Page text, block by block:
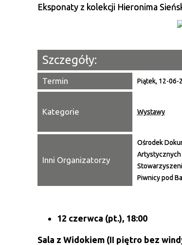
Eksponaty z kolekcji Hieronima
Szczegóły:
Termin Piątek, 12-06-
Kategorie Wystawy
Inni Organizatorzy
Ośrodek
Artystycznych
Piwnicy pod
12 czerwca (pt.), 18:00
Sala z Widokiem (II piętro bez